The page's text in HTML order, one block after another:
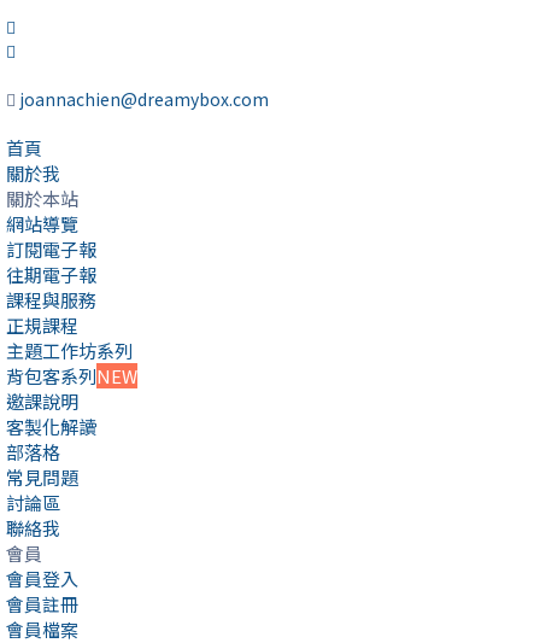
joannachien@dreamybox.com
首頁
關於我
關於本站
網站導覽
訂閱電子報
往期電子報
課程與服務
正規課程
主題工作坊系列
背包客系列NEW
邀課說明
客製化解讀
部落格
常見問題
討論區
聯絡我
會員
會員登入
會員註冊
會員檔案